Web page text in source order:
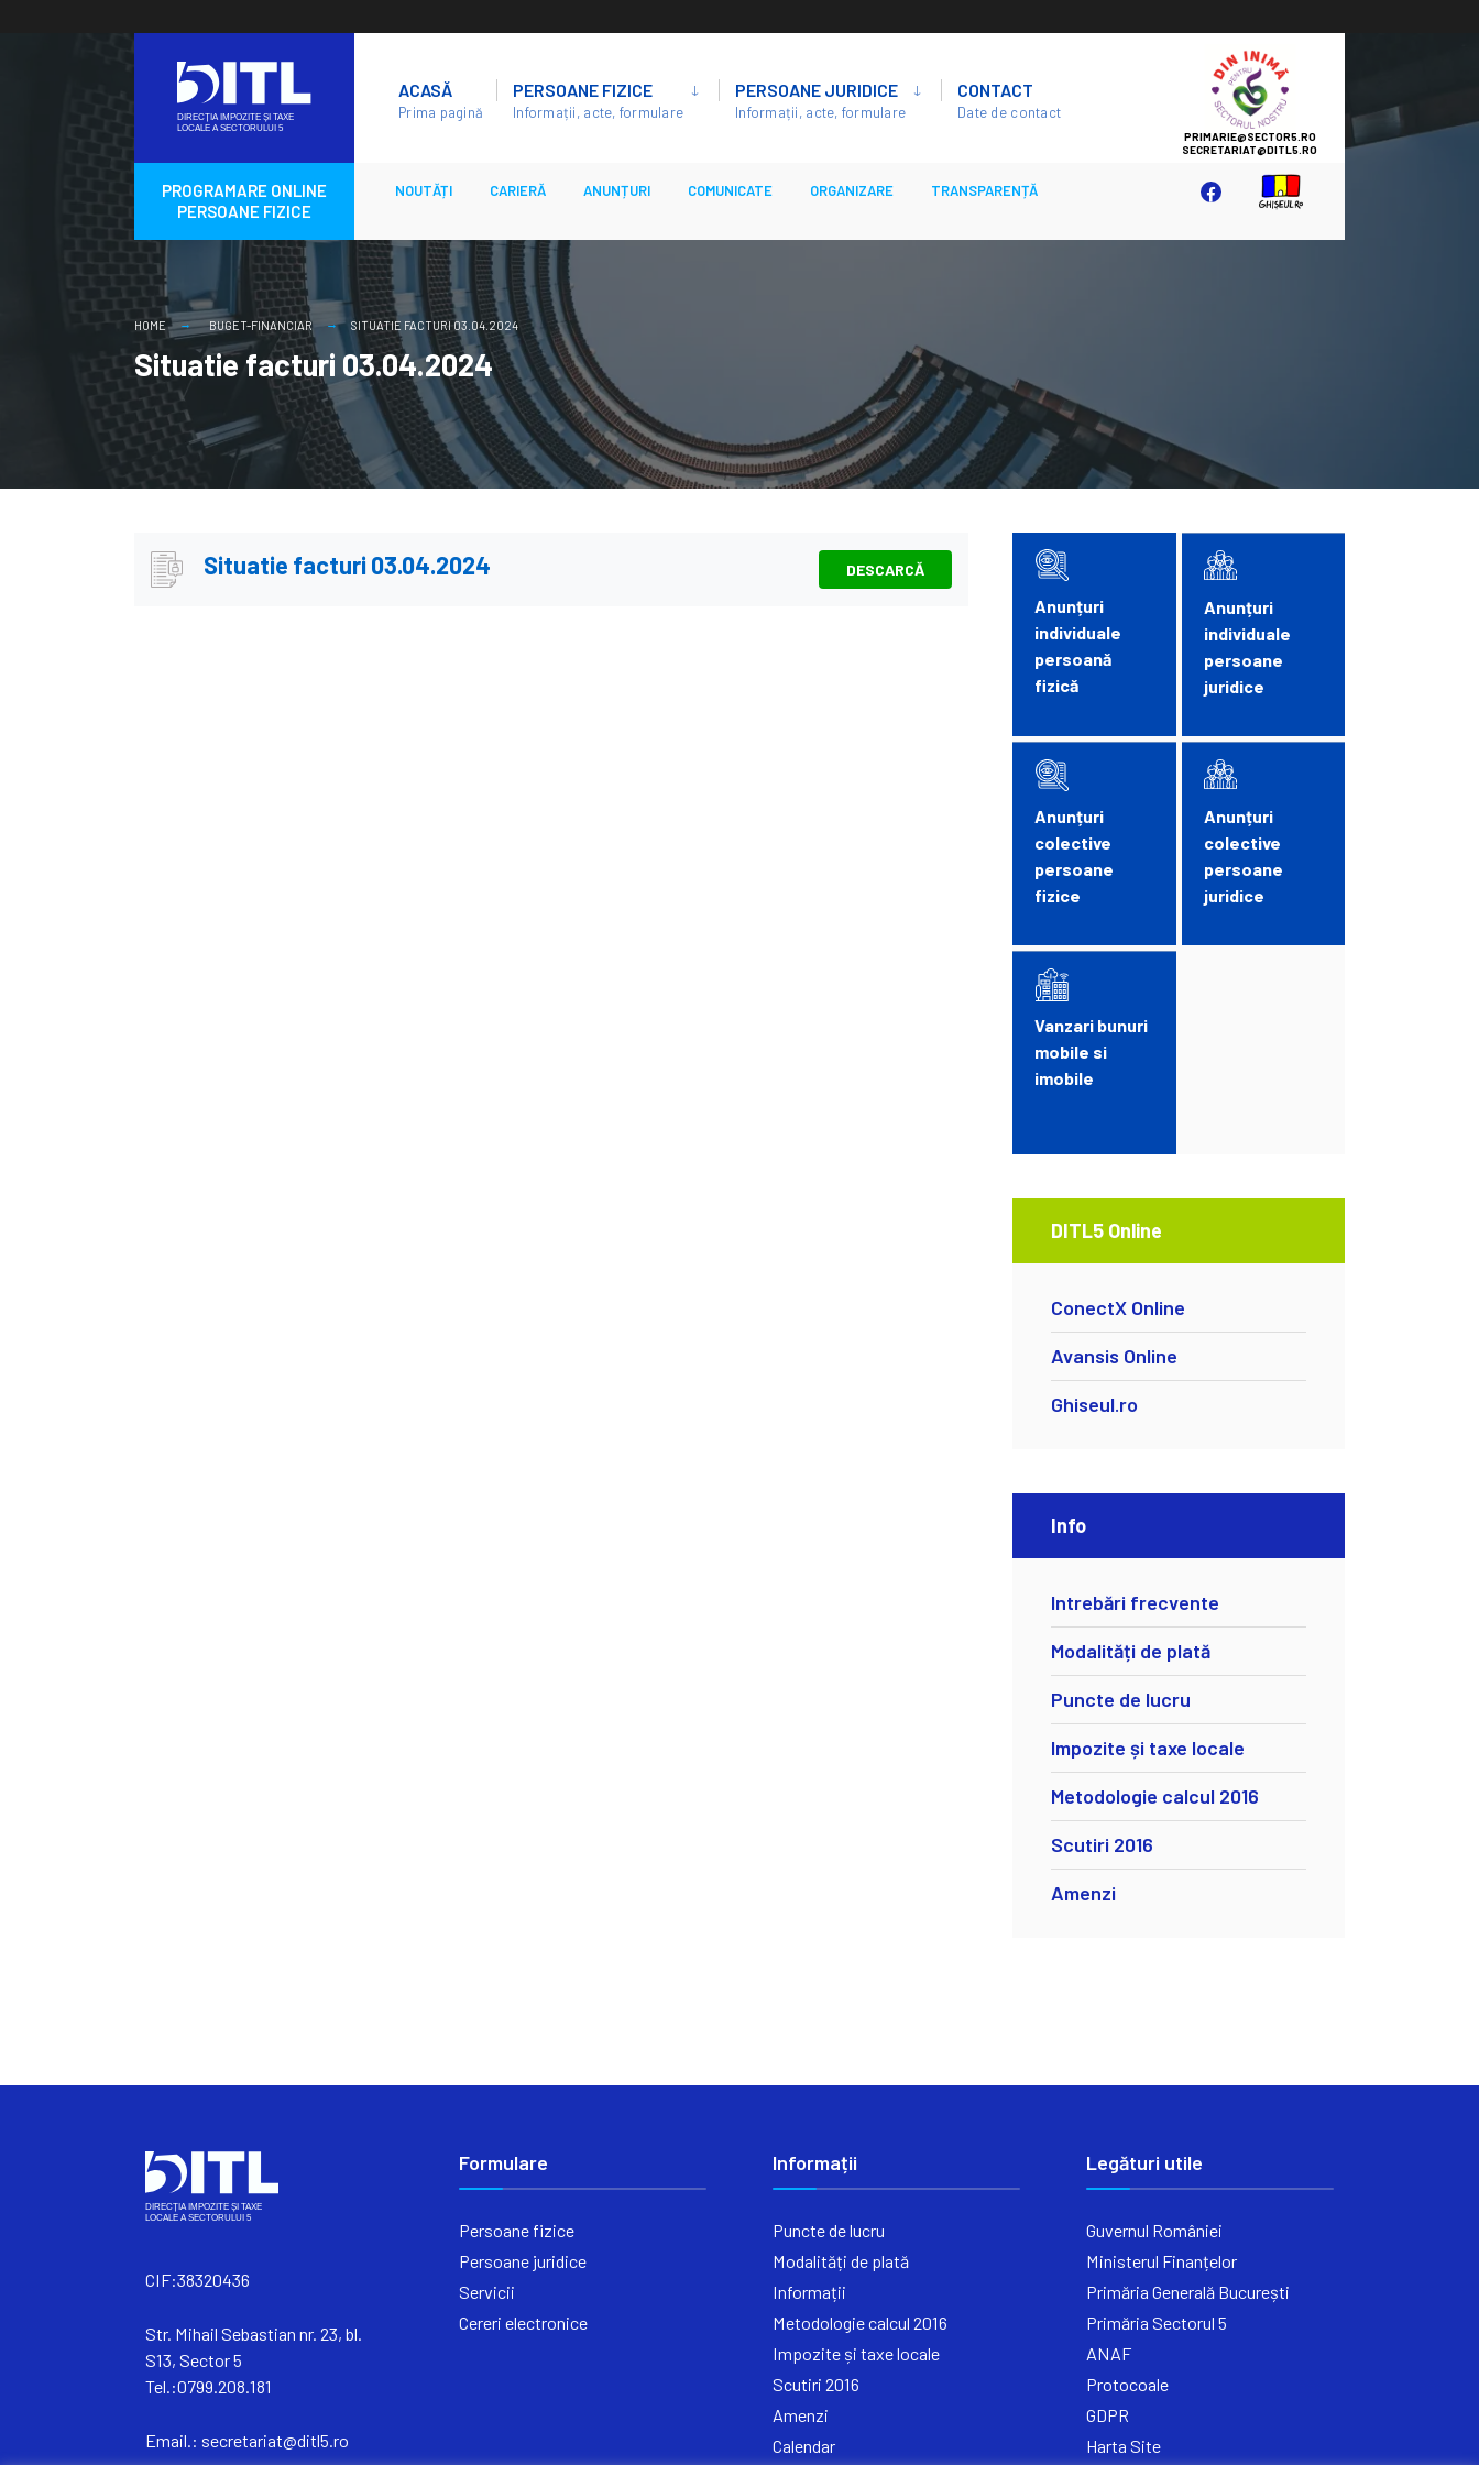
content
ACASĂ
Prima pagină
PERSOANE FIZICE
Informații, acte, formulare
PERSOANE JURIDICE
Informații, acte, formulare
CONTACT
Date de contact
SECTOR
5
PROGRAMARE ONLINE
PERSOANE FIZICE
NOUTĂȚI CARIERĂ ANUNȚURI COMUNICATE ORGANIZARE TRANSPARENȚĂ
HOME BUGET-FINANCIAR SITUATIE FACTURI 03.04.2024
Situatie facturi 03.04.2024
Situatie facturi 03.04.2024 DESCARCĂ
Anunțuri
individuale
persoană
fizică
Anunțuri
colective
persoane
fizice
Vanzari bunuri
mobile si
imobile
Anunțuri
individuale
persoane
juridice
Anunțuri
colective
persoane
juridice
DITL5 Online
ConectX Online
Avansis Online
Ghiseul.ro
Info
Intrebări frecvente
Modalități de plată
Puncte de lucru
Impozite și taxe locale
Metodologie calcul 2016
Scutiri 2016
Amenzi
CIF:38320436
Str. Mihail Sebastian nr. 23, bl.
S13, Sector 5
Tel.:0799.208.181
Email.: secretariat@ditl5.ro
Formulare
Persoane fizice
Persoane juridice
Servicii
Cereri electronice
Informații
Puncte de lucru
Modalități de plată
Informații
Metodologie calcul 2016
Impozite și taxe locale
Scutiri 2016
Amenzi
Calendar
Legături utile
Guvernul României
Ministerul Finanțelor
Primăria Generală București
Primăria Sectorul 5
ANAF
Protocoale
GDPR
Harta Site